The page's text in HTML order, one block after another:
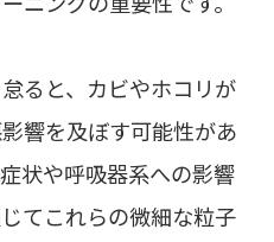
ると、カビやホコリが
響を及ぼす可能性があ
状や呼吸器系への影響
てこれらの微細な粒子